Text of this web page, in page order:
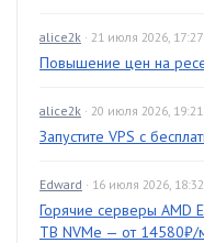
alice2k · 21 июля 2026, 17:27
Повышение цен на
alice2k · 20 июля 2026, 19:21
Запустите VPS с
Edward · 16 июля 2026, 18:32
Горячие серверы AMD
TB NVMe — от 14580₽/